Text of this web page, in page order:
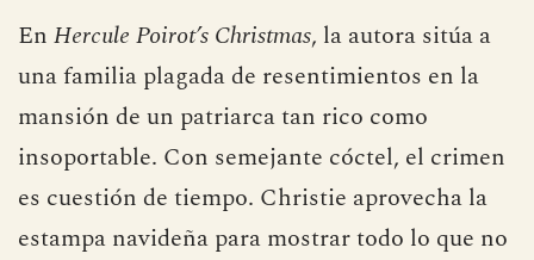
mucho que ver en ello.
EnHercule Poirot’s Christmas, la autora sitúa a
una familia plagada de resentimientos en la
mansión de un patriarca tan rico como
insoportable. Con semejante cóctel, el crimen